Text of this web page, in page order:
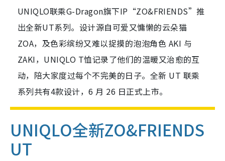
UNIQLO联乘G-Dragon旗下IP“ZO&FRIENDS”推
出全新UT系列。设计源自可爱又慵懒的云朵猫
ZOA，及色彩缤纷又难以捉摸的泡泡角色 AKI 与
ZAKI，UNIQLO T恤记录了他们的温暖又治愈的互
动，陪大家度过每个不完美的日子。全新 UT 联乘
系列共有4款设计，6 月 26 日正式上市。
UNIQLO全新ZO&FRIENDS
UT